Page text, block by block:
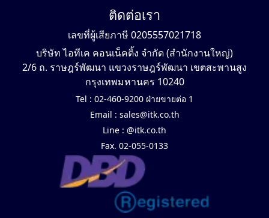
ติดต่อเรา
เลขที่ผู้เสียภาษี 0205557021718
บริษัท ไอทีเค คอนเน็คติ้ง จำกัด (สำนักงานใหญ่)
2/6 ถ. ราษฎร์พัฒนา แขวงราษฎร์พัฒนา เขตสะพานสูง
กรุงเทพมหานคร 10240
Tel : 02-460-9200 ฝ่ายขายต่อ 1
Email : sales@itk.co.th
Line : @itk.co.th
Fax. 02-055-0133